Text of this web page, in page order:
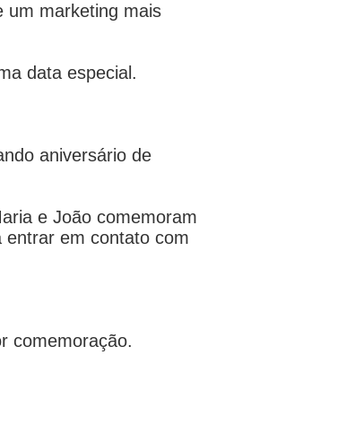
um marketing mais
data especial.
aniversário de
e João comemoram
entrar em contato com
comemoração.